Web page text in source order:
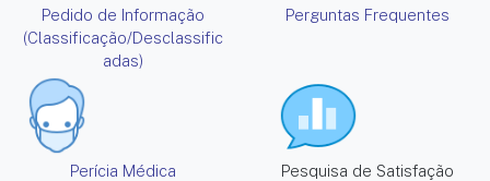
Pedido de Informação
(Classificação/Desclassific
adas)
Perguntas Frequentes
Perícia Médica Pesquisa de Satisfação